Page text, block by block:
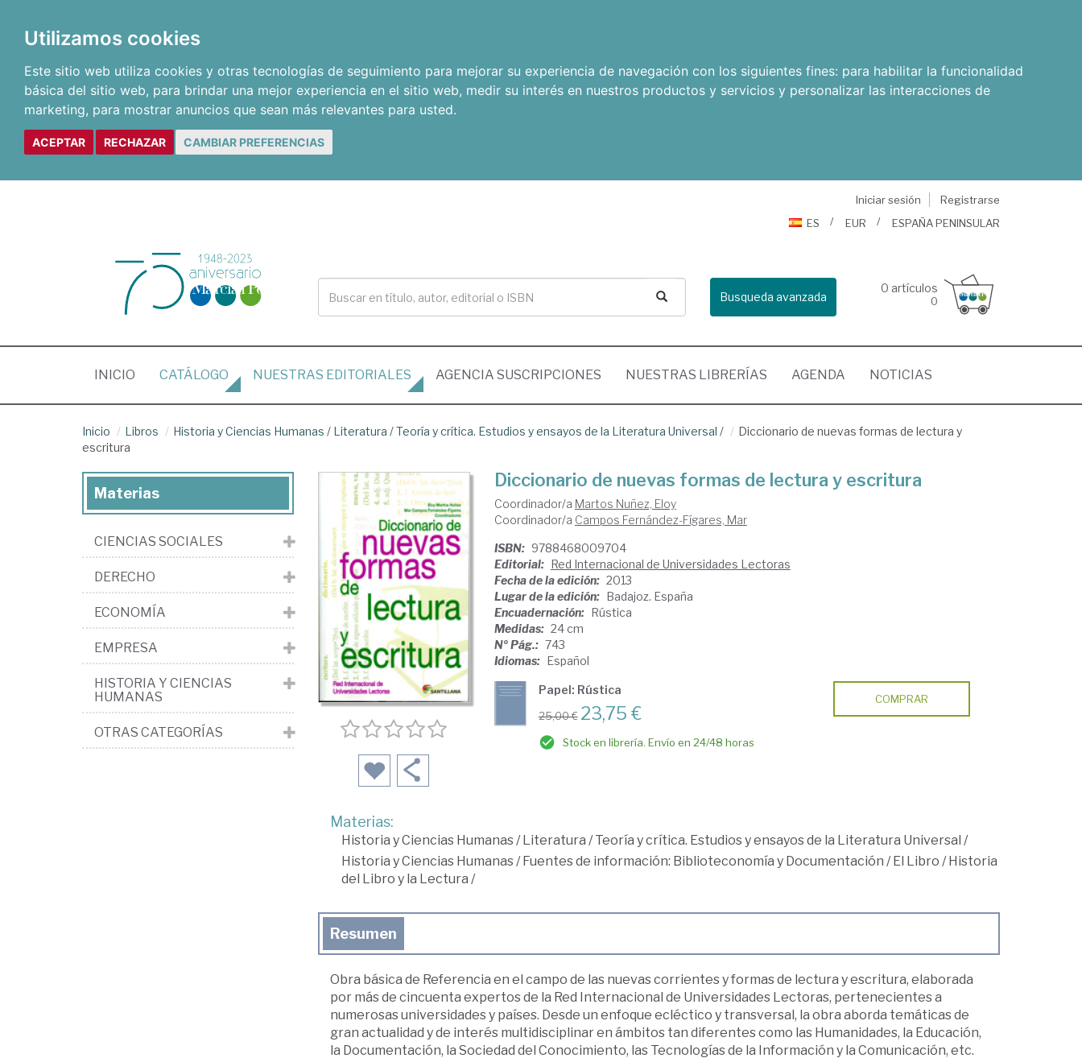
Utilizamos cookies
Este sitio web utiliza cookies y otras tecnologías de seguimiento para mejorar su experiencia de navegación con los siguientes fines: para habilitar la funcionalidad
básica del sitio web, para brindar una mejor experiencia en el sitio web, medir su interés en nuestros productos y servicios y personalizar las interacciones de
marketing, para mostrar anuncios que sean más relevantes para usted.
ACEPTAR RECHAZAR CAMBIAR PREFERENCIAS
Iniciar sesión
Registrarse
ES
EUR ESPAÑA PENINSULAR
Busqueda avanzada
0 artículos
0
INICIO (CURRENT)
CATÁLOGO NUESTRAS EDITORIALES AGENCIA SUSCRIPCIONES NUESTRAS LIBRERÍAS AGENDA NOTICIAS
Inicio Libros Historia y Ciencias Humanas / Literatura /Teoría y crítica. Estudios y ensayos de la Literatura Universal /
Diccionario de nuevas formas de lectura y
escritura
Diccionario de nuevas formas de lectura y escritura
Coordinador/a Martos Nuñez, Eloy
Coordinador/a Campos Fernández-Fígares, Mar
ISBN: 9788468009704
Editorial: Red Internacional de Universidades Lectoras
Fecha de la edición: 2013
Lugar de la edición: Badajoz. España
Encuadernación: Rústica
Medidas: 24 cm
Nº Pág.: 743
Idiomas: Español
Papel: Rústica
25,00 € 23,75 €
Stock en librería. Envío en 24/48 horas
COMPRAR
Materias:
Historia y Ciencias Humanas/Literatura /Teoría y crítica. Estudios y ensayos de la Literatura Universal /
Historia y Ciencias Humanas/Fuentes de información: Biblioteconomía y Documentación /El Libro /Historia
del Libro y la Lectura /
Resumen
Obra básica de Referencia en el campo de las nuevas corrientes y formas de lectura y escritura, elaborada
por más de cincuenta expertos de la Red Internacional de Universidades Lectoras, pertenecientes a
numerosas universidades y países. Desde un enfoque ecléctico y transversal, la obra aborda temáticas de
gran actualidad y de interés multidisciplinar en ámbitos tan diferentes como las Humanidades, la Educación,
la Documentación, la Sociedad del Conocimiento, las Tecnologías de la Información y la Comunicación, etc.
Materias
CIENCIAS SOCIALES
DERECHO
ECONOMÍA
EMPRESA
HISTORIA Y CIENCIAS
HUMANAS
OTRAS CATEGORÍAS